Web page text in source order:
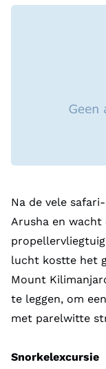
Na de vele
Arusha en
lucht kostte het
Mount
te leggen, om
met parelwitte
Snorkelexcursie